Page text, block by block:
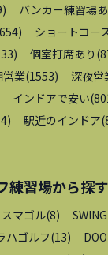
) バンカー練習場
654) ショートコー
) 個室打席あり (
営業(1553) 深夜営
インドアで安い(
) 駅近のインドア(
練習場から探す
スマゴル(8)
ハゴルフ(13)